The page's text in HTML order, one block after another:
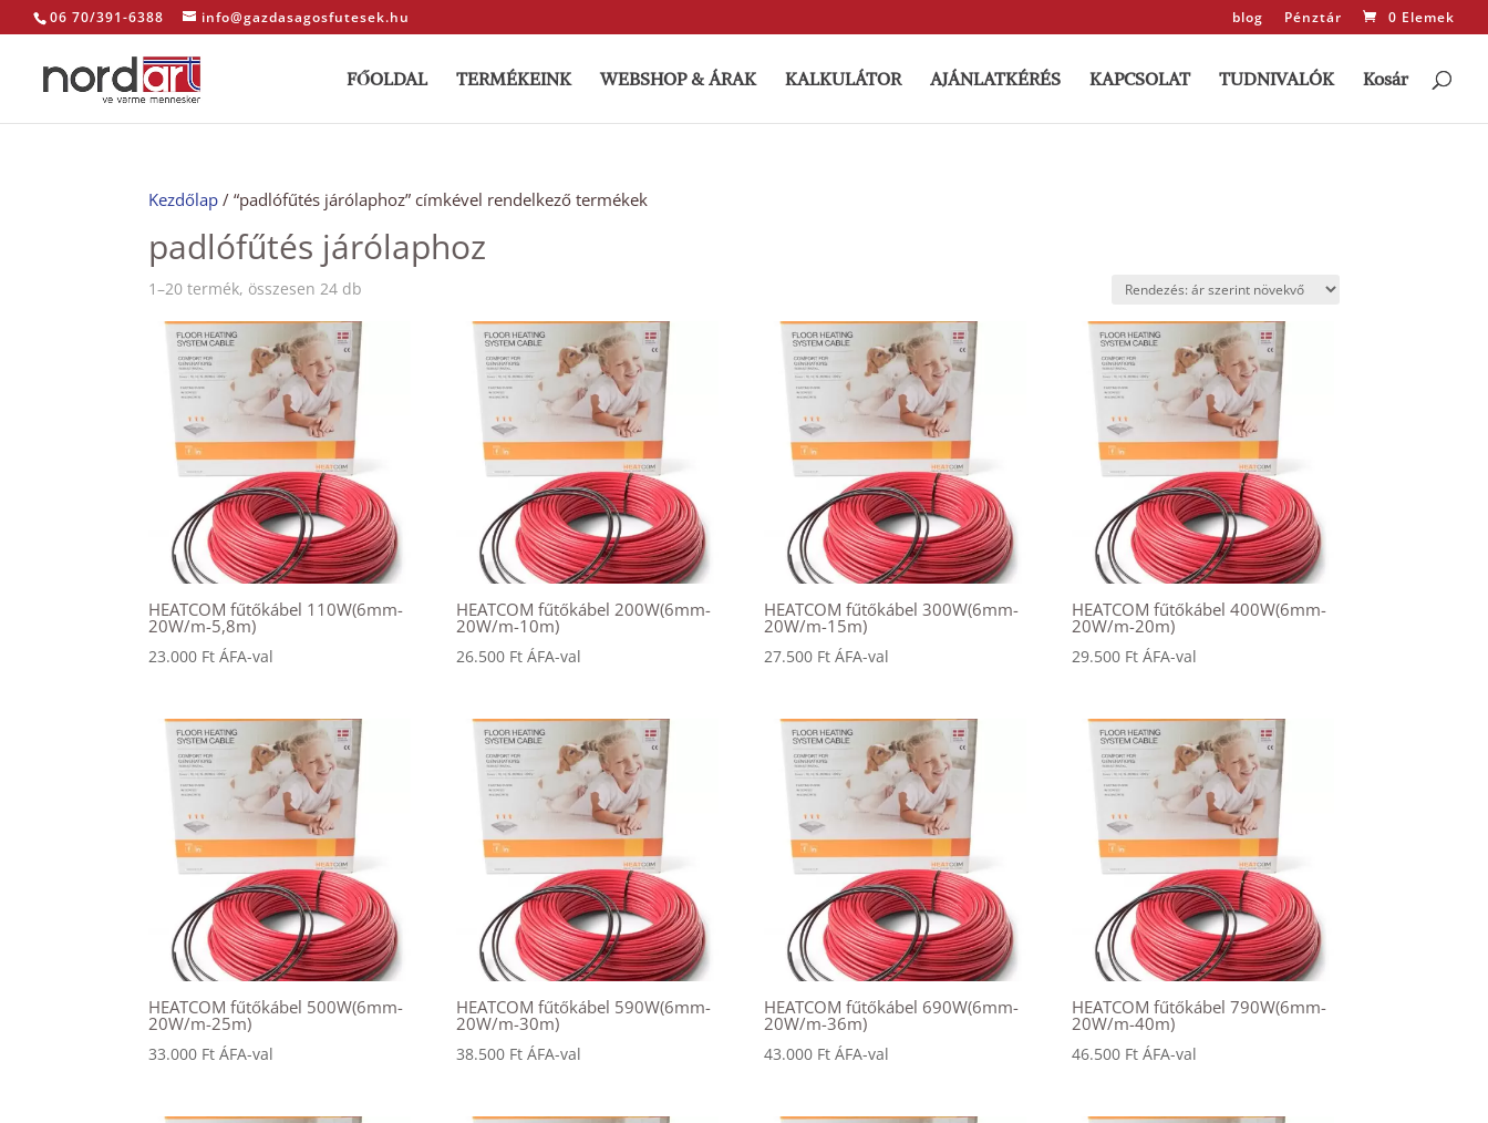
06 70/391-6388 info@gazdasagosfutesek.hu blog Pénztár 0 Elemek
FŐOLDAL TERMÉKEINK WEBSHOP & ÁRAK KALKULÁTOR AJÁNLATKÉRÉS KAPCSOLAT TUDNIVALÓK Kosár
Kezdőlap / “padlófűtés járólaphoz” címkével rendelkező termékek
padlófűtés járólaphoz
1–20 termék, összesen 24 db
price:
HEATCOM fűtőkábel 110W(6mm-
20W/m-5,8m)
23.000 Ft ÁFA-val
HEATCOM fűtőkábel 200W(6mm-
20W/m-10m)
26.500 Ft ÁFA-val
HEATCOM fűtőkábel 300W(6mm-
20W/m-15m)
27.500 Ft ÁFA-val
HEATCOM fűtőkábel 400W(6mm-
20W/m-20m)
29.500 Ft ÁFA-val
HEATCOM fűtőkábel 500W(6mm-
20W/m-25m)
33.000 Ft ÁFA-val
HEATCOM fűtőkábel 590W(6mm-
20W/m-30m)
38.500 Ft ÁFA-val
HEATCOM fűtőkábel 690W(6mm-
20W/m-36m)
43.000 Ft ÁFA-val
HEATCOM fűtőkábel 790W(6mm-
20W/m-40m)
46.500 Ft ÁFA-val